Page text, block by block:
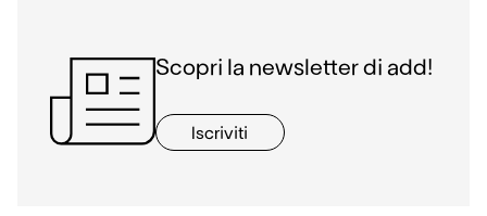
Scopri la newsletter di add!
Iscriviti